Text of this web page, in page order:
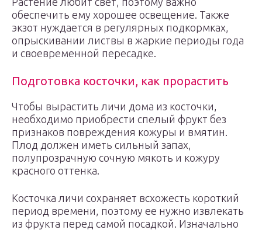
обеспечить ему хорошее освещение. Также
экзот нуждается в регулярных подкормках,
опрыскивании листвы в жаркие периоды года
и своевременной пересадке.
Подготовка косточки, как прорастить
Чтобы вырастить личи дома из косточки,
необходимо приобрести спелый фрукт без
признаков повреждения кожуры и вмятин.
Плод должен иметь сильный запах,
полупрозрачную сочную мякоть и кожуру
красного оттенка.
Косточка личи сохраняет всхожесть короткий
период времени, поэтому ее нужно извлекать
из фрукта перед самой посадкой. Изначально